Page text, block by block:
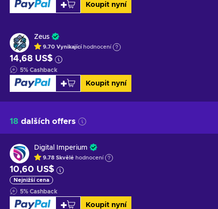
Koupit nyní
Zeus
9.70 Vynikající hodnocení
14,68 US$
5% Cashback
Koupit nyní
18 dalších offers
Digital Imperium
9.78 Skvělé hodnocení
10,60 US$
Nejnižší cena
5% Cashback
Koupit nyní